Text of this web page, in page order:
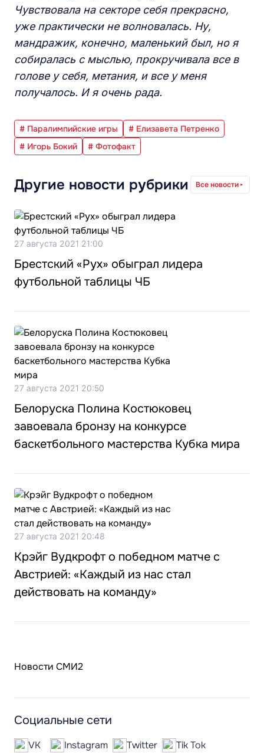
Чувствовала на секторе себя прекрасно,
уже практически не волновалась. Ну,
мандражик, конечно, маленький был, но я
собиралась с мыслью, прокручивала все в
голове у себя, метания, и все у меня
получалось. И я очень рада.
# Паралимпийские игры
# Елизавета Петренко
# Игорь Бокий
# Фотофакт
Другие новости рубрики Все новости
27 августа 2021 21:00
Брестский «Рух» обыграл лидера
футбольной таблицы ЧБ
27 августа 2021 20:50
Белоруска Полина Костюковец
завоевала бронзу на конкурсе
баскетбольного мастерства Кубка мира
27 августа 2021 20:48
Крэйг Вудкрофт о победном матче с
Австрией: «Каждый из нас стал
действовать на команду»
Новости СМИ2
Социальные сети
VK Instagram Twitter
Tik Tok